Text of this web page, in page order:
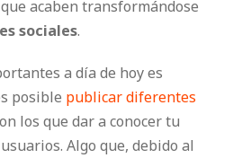
acaben transformándose
sociales.
a día de hoy es
posible publicar diferentes
los que dar a conocer tu
Algo que, debido al